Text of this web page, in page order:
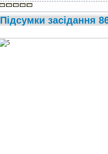
Підсумки засідання